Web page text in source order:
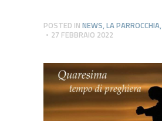
POSTED IN NEWS,LA PARROCCHIA,
27 FEBBRAIO 2022